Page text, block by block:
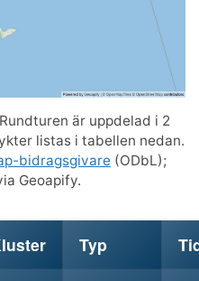
är uppdelad i 2
listas i tabellen nedan.
bidragsgivare (ODbL);
Geoapify.
Typ